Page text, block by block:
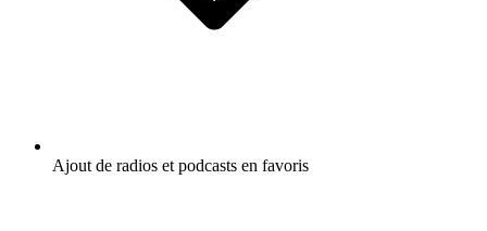
Ajout de radios et podcasts en favoris